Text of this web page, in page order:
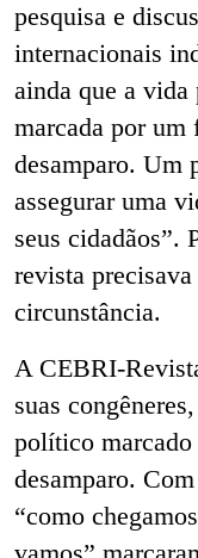
pesquisa e
internacionais
ainda que a
marcada por um
desamparo. Um
assegurar uma
seus cidadãos”.
revista
circunstância.
A CEBRI-
suas
político
desamparo.
“como